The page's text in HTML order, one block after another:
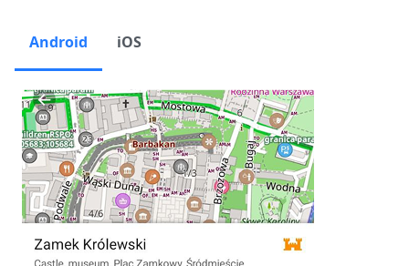
Android iOS